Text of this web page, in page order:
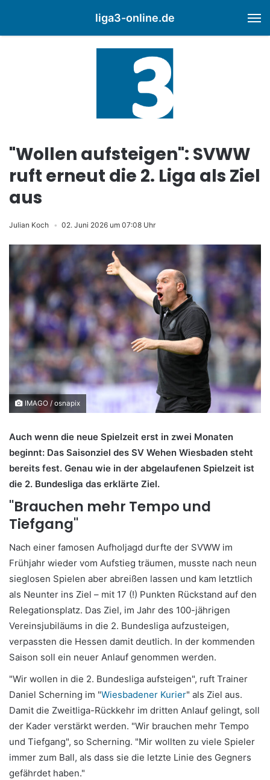
liga3-online.de
"Wollen aufsteigen": SVWW
ruft erneut die 2. Liga als Ziel
aus
Julian Koch 02. Juni 2026 um 07:08 Uhr
IMAGO / osnapix
Auch wenn die neue Spielzeit erst in zwei Monaten
beginnt: Das Saisonziel des SV Wehen Wiesbaden steht
bereits fest. Genau wie in der abgelaufenen Spielzeit ist
die 2. Bundesliga das erklärte Ziel.
"Brauchen mehr Tempo und
Tiefgang"
Nach einer famosen Aufholjagd durfte der SVWW im
Frühjahr wieder vom Aufstieg träumen, musste nach neun
sieglosen Spielen aber abreißen lassen und kam letztlich
als Neunter ins Ziel – mit 17 (!) Punkten Rückstand auf den
Relegationsplatz. Das Ziel, im Jahr des 100-jährigen
Vereinsjubiläums in die 2. Bundesliga aufzusteigen,
verpassten die Hessen damit deutlich. In der kommenden
Saison soll ein neuer Anlauf genommen werden.
"Wir wollen in die 2. Bundesliga aufsteigen", ruft Trainer
Daniel Scherning im "Wiesbadener Kurier" als Ziel aus.
Damit die Zweitliga-Rückkehr im dritten Anlauf gelingt, soll
der Kader verstärkt werden. "Wir brauchen mehr Tempo
und Tiefgang", so Scherning. "Mir wollten zu viele Spieler
immer zum Ball, als dass sie die letzte Linie des Gegners
gefährdet haben."